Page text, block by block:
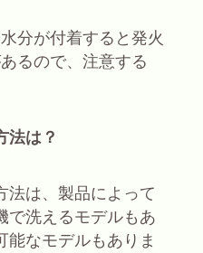
分が付着すると発火
るので、注意する
法は？
法は、製品によって
で洗えるモデルもあ
能なモデルもありま